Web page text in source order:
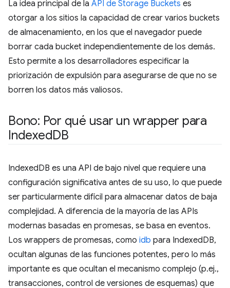
La idea principal de la API de Storage Buckets es
otorgar a los sitios la capacidad de crear varios buckets
de almacenamiento, en los que el navegador puede
borrar cada bucket independientemente de los demás.
Esto permite a los desarrolladores especificar la
priorización de expulsión para asegurarse de que no se
borren los datos más valiosos.
Bono: Por qué usar un wrapper para
IndexedDB
IndexedDB es una API de bajo nivel que requiere una
configuración significativa antes de su uso, lo que puede
ser particularmente difícil para almacenar datos de baja
complejidad. A diferencia de la mayoría de las APIs
modernas basadas en promesas, se basa en eventos.
Los wrappers de promesas, como idb para IndexedDB,
ocultan algunas de las funciones potentes, pero lo más
importante es que ocultan el mecanismo complejo (p.ej.,
transacciones, control de versiones de esquemas) que